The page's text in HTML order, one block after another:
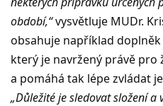
období,“vysvětluje MUDr.
obsahuje například doplněk
který je navržený právě pro
a pomáhá tak lépe zvládat
„Důležité je sledovat složení